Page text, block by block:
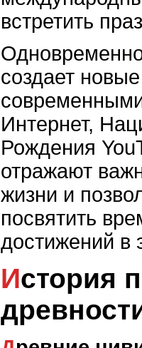
встретить
создает
Интернет,
Рождения
отражают
жизни и
посвятить
достижений в
История праздников: от